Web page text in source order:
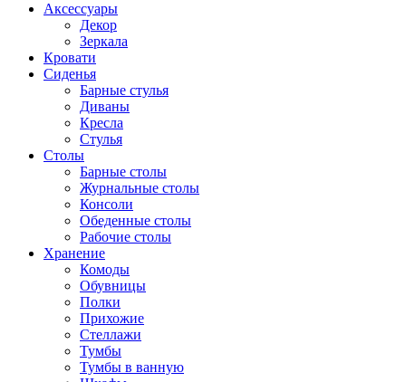
Аксессуары
Декор
Зеркала
Кровати
Сиденья
Барные стулья
Диваны
Кресла
Стулья
Столы
Барные столы
Журнальные столы
Консоли
Обеденные столы
Рабочие столы
Хранение
Комоды
Обувницы
Полки
Прихожие
Стеллажи
Тумбы
Тумбы в ванную